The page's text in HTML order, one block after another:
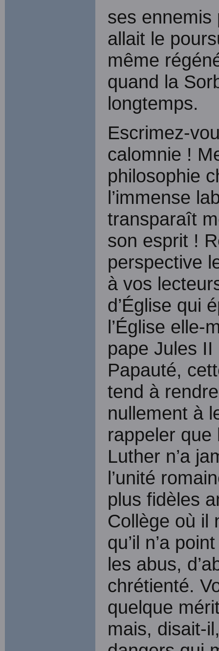
ses ennemis
allait le
même
quand la
longtemps.
Escrimez-
calomnie !
philosophie
l’immense
transparaît
son esprit !
perspective
à vos
d’Église qui
l’Église elle-
pape Jules
Papauté,
tend à
nullement à
rappeler que
Luther n’a
l’unité
plus fidèles
Collège où il
qu’il n’a
les abus,
chrétienté.
quelque
mais, disait-